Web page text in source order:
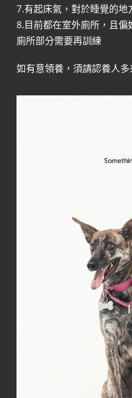
7.有起床氣，對於睡覺的地
8.目前都在室外廁所，且
廁所部分需要再訓練
如有意領養，須請認養人